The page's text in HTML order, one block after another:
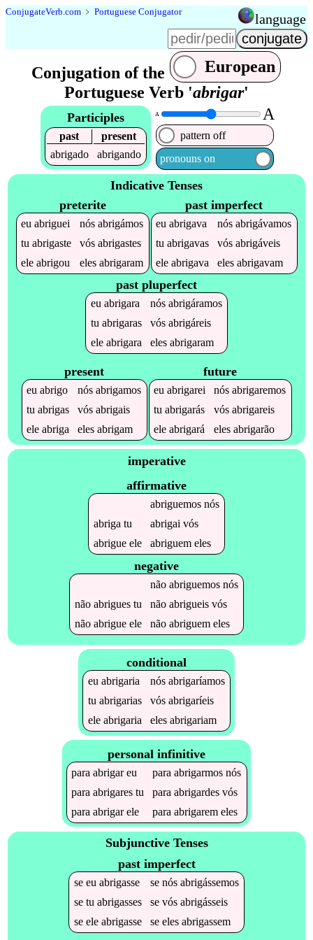
ConjugateVerb.com ﹥ Portuguese Conjugator language
Conjugation of the
European
Portuguese Verb 'abrigar'
Participles
past
present
abrigado
abrigando
A A
pattern off
pronouns on
Indicative Tenses
preterite
euabriguei nósabrigámos
tuabrigaste vósabrigastes
eleabrigou elesabrigaram
past imperfect
euabrigava nósabrigávamos
tuabrigavas vósabrigáveis
eleabrigava elesabrigavam
past pluperfect
eu abrigara nós abrigáramos
tu abrigaras vós abrigáreis
ele abrigara eles abrigaram
present
euabrigo nósabrigamos
tuabrigas vósabrigais
eleabriga elesabrigam
future
euabrigarei nósabrigaremos
tuabrigarás vósabrigareis
eleabrigará elesabrigarão
imperative
affirmative
abriguemosnós
abriga tu abrigai vós
abrigueele abriguemeles
negative
não abriguemosnós
não abriguestu não abrigueisvós
não abrigueele não abriguemeles
conditional
eu abrigaria nós abrigaríamos
tu abrigarias vós abrigaríeis
ele abrigaria eles abrigariam
personal infinitive
paraabrigareu paraabrigarmos nós
paraabrigares tu paraabrigardes vós
paraabrigarele paraabrigarem eles
Subjunctive Tenses
past imperfect
se eu abrigasse se nós abrigássemos
se tu abrigasses se vós abrigásseis
se ele abrigasse se eles abrigassem